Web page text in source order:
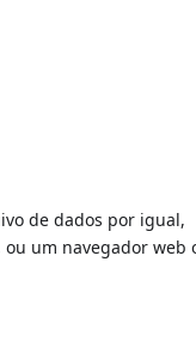
de dados por igual,
um navegador web